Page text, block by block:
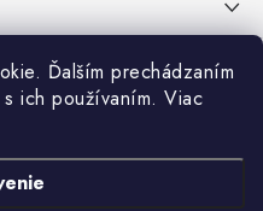
Ďalším prechádzaním
ich používaním. Viac